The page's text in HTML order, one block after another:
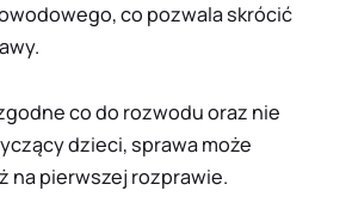
co pozwala skrócić
co do rozwodu oraz nie
dzieci, sprawa może
na pierwszej rozprawie.